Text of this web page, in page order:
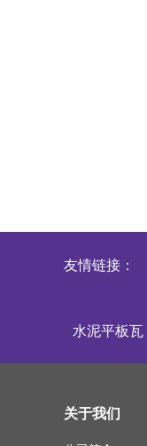
友情链接：
水泥平板瓦
关于我们